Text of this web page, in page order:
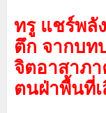
ทรู แชร์พลั
ตึก จากบท
จิตอาสาภ
ตนฝ่าพื้นที่